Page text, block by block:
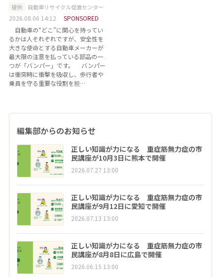
提供 自動車リサイクル促進センター
2026.08.06 14:12
SPONSORED
自動車の“どこ”に関心を持ってい
るかは人それぞれですが、安全性を
大きな使命とする自動車メーカーが
最大限の注意を払っている部品の一
つが「バンパー」です。 バンパー
は衝突時に衝撃を吸収し、歩行者や
乗員を守る重要な役割を担…
編集部からのお知らせ
正しい知識が力になる 重症筋無力症の市
民講座が10月3日に熊本で開催
2026.07.27 13:00
正しい知識が力になる 重症筋無力症の市
民講座が9月12日に愛知で開催
2026.07.13 13:00
正しい知識が力になる 重症筋無力症の市
民講座が8月8日に広島で開催
2026.06.15 13:00